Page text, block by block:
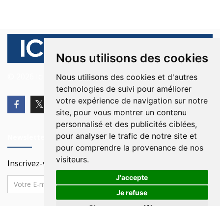
Nous utilisons des cookies
Nous utilisons des cookies et d'autres
technologies de suivi pour améliorer
votre expérience de navigation sur notre
site, pour vous montrer un contenu
personnalisé et des publicités ciblées,
pour analyser le trafic de notre site et
pour comprendre la provenance de nos
visiteurs.
J'accepte
Je refuse
© 2026 Ici Beyrouth. Tous les droits sont réservés.
Inscrivez-vous à notre Newsletter